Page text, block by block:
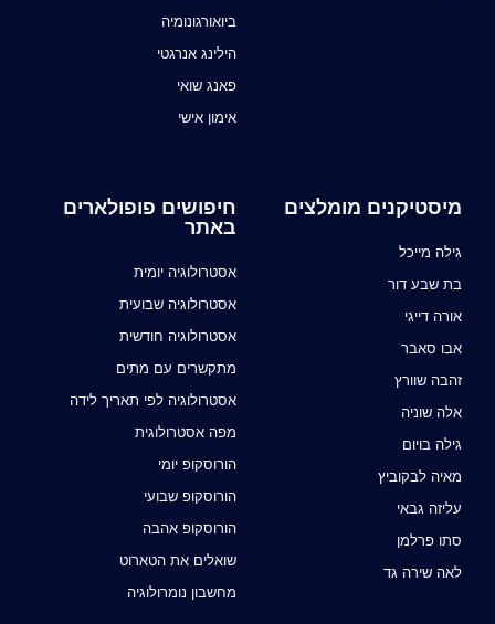
ביואורגונומיה
הילינג אנרגטי
פאנג שואי
אימון אישי
מיסטיקנים מומלצים
גילה מייכל
בת שבע דור
אורה דייגי
אבו סאבר
זהבה שוורץ
אלה שוניה
גילה בויום
מאיה לבקוביץ
עליזה גבאי
סתו פרלמן
לאה שירה גד
חיפושים פופולארים
באתר
אסטרולוגיה יומית
אסטרולוגיה שבועית
אסטרולוגיה חודשית
מתקשרים עם מתים
אסטרולוגיה לפי תאריך לידה
מפה אסטרולוגית
הורוסקופ יומי
הורוסקופ שבועי
הורוסקופ אהבה
שואלים את הטארוט
מחשבון נומרולוגיה